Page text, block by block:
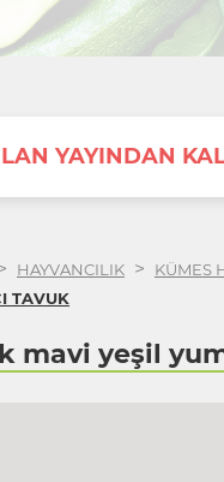
YAYINDAN
HAYVANCILIK > KÜMES
TAVUK
mavi yeşil